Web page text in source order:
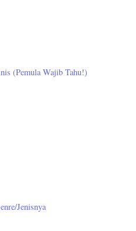
(Pemula Wajib Tahu!)
Jenisnya